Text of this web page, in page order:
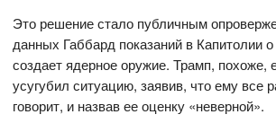
Это решение стало публичным
данных Габбард показаний в Капитолии
создает ядерное оружие. Трамп,
усугубил ситуацию, заявив, что ему все
говорит, и назвав ее оценку «неверной».